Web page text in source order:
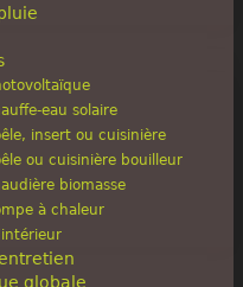
eau solaire
insert ou cuisinière
ou cuisinière bouilleur
biomasse
à chaleur
globale